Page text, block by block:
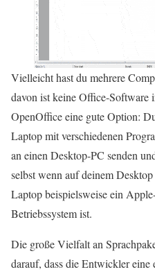
Vielleicht hast du mehrere
davon ist keine Office-Software
OpenOffice eine gute Option:
Laptop mit verschiedenen
an einen Desktop-PC senden
selbst wenn auf deinem Desktop
Laptop beispielsweise ein
Betriebssystem ist.
Die große Vielfalt an
darauf, dass die Entwickler eine